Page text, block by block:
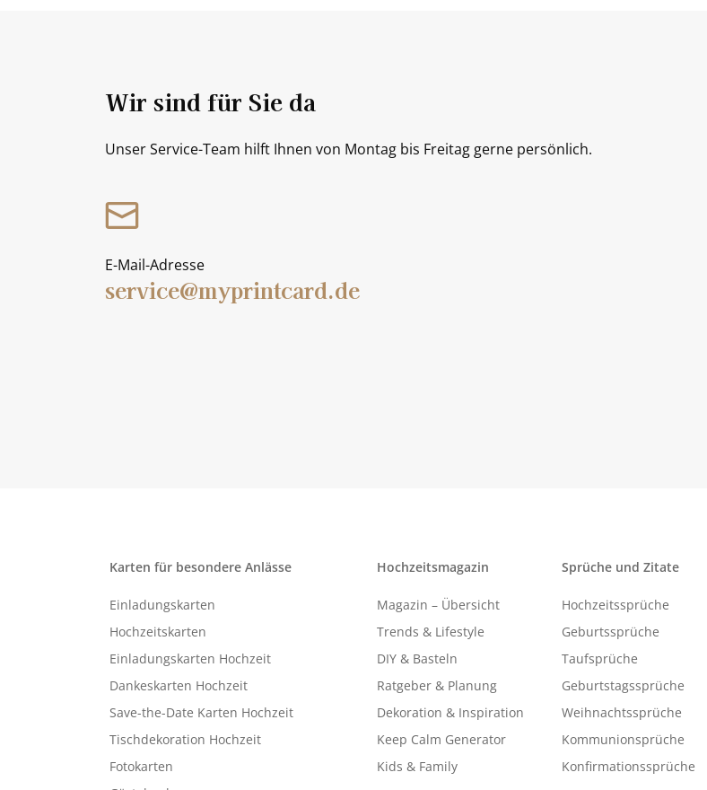
Wir sind für Sie da
Unser Service-Team hilft Ihnen von Montag bis Freitag gerne persönlich.
E-Mail-Adresse
service@myprintcard.de
Karten für besondere Anlässe
Einladungskarten
Hochzeitskarten
Einladungskarten Hochzeit
Dankeskarten Hochzeit
Save-the-Date Karten Hochzeit
Tischdekoration Hochzeit
Fotokarten
Hochzeitsmagazin
Magazin – Übersicht
Trends & Lifestyle
DIY & Basteln
Ratgeber & Planung
Dekoration & Inspiration
Keep Calm Generator
Kids & Family
Sprüche und Zitate
Hochzeitssprüche
Geburtssprüche
Taufsprüche
Geburtstagssprüche
Weihnachtssprüche
Kommunionsprüche
Konfirmationssprüche